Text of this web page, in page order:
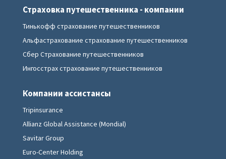
Страховка путешественника - компании
Тинькофф страхование путешественников
Альфастрахование страхование путешественников
Сбер Страхование путешественников
Ингосстрах страхование путешественников
Компании ассистансы
Tripinsurance
Allianz Global Assistance (Mondial)
Savitar Group
Euro-Center Holding